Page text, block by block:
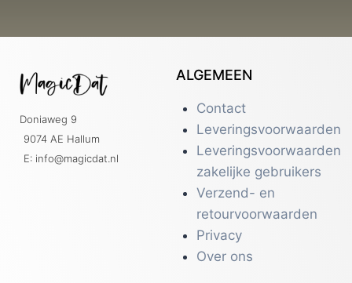
Doniaweg 9
9074 AE Hallum
E: info@magicdat.nl
ALGEMEEN
Contact
Leveringsvoorwaarden
Leveringsvoorwaarden
zakelijke gebruikers
Verzend- en
retourvoorwaarden
Privacy
Over ons